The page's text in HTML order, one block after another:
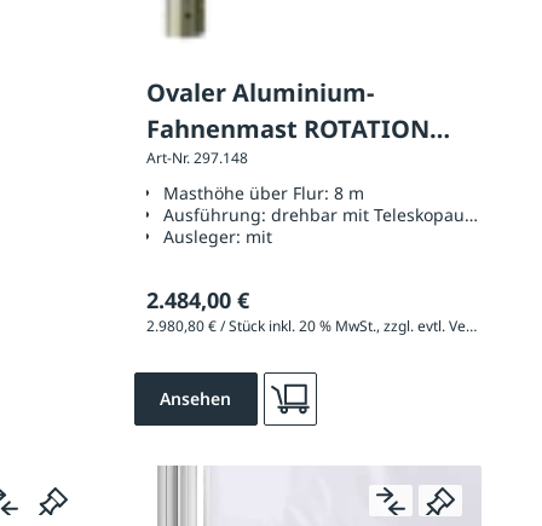
Ovaler Aluminium-
Fahnenmast ROTATION
Höhe über Flur 8 m, mit
Teleskopausleger
Art-Nr. 297.148
Masthöhe über Flur: 8 m
Ausführung: drehbar mit Teleskopausleger
Ausleger: mit
2.484,00 €
2.980,80 € / Stück inkl. 20 % MwSt., zzgl. evtl. Versandkosten
Ansehen